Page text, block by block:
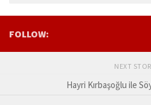
FOLLOW:
NEXT
Hayri Kırbaşoğlu ile